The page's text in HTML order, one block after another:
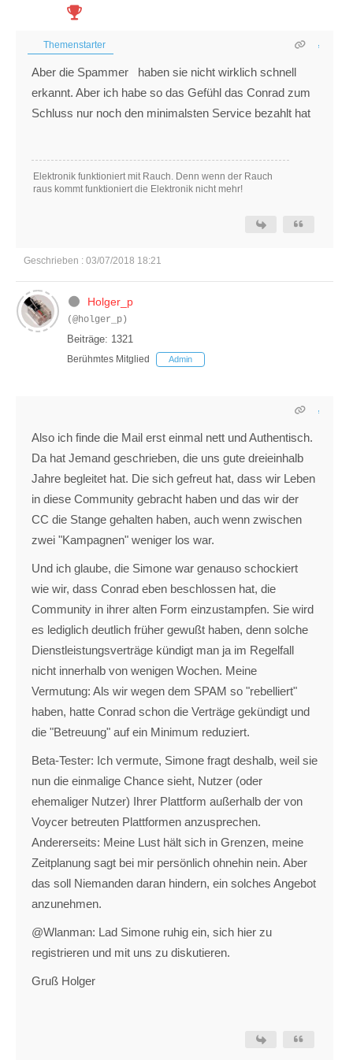
Themenstarter
Aber die Spammer haben sie nicht wirklich schnell
erkannt. Aber ich habe so das Gefühl das Conrad zum
Schluss nur noch den minimalsten Service bezahlt hat
Elektronik funktioniert mit Rauch. Denn wenn der Rauch
raus kommt funktioniert die Elektronik nicht mehr!
Geschrieben : 03/07/2018 18:21
Holger_p
(@holger_p)
Beiträge: 1321
Berühmtes Mitglied Admin
Also ich finde die Mail erst einmal nett und Authentisch.
Da hat Jemand geschrieben, die uns gute dreieinhalb
Jahre begleitet hat. Die sich gefreut hat, dass wir Leben
in diese Community gebracht haben und das wir der
CC die Stange gehalten haben, auch wenn zwischen
zwei "Kampagnen" weniger los war.
Und ich glaube, die Simone war genauso schockiert
wie wir, dass Conrad eben beschlossen hat, die
Community in ihrer alten Form einzustampfen. Sie wird
es lediglich deutlich früher gewußt haben, denn solche
Dienstleistungsverträge kündigt man ja im Regelfall
nicht innerhalb von wenigen Wochen. Meine
Vermutung: Als wir wegen dem SPAM so "rebelliert"
haben, hatte Conrad schon die Verträge gekündigt und
die "Betreuung" auf ein Minimum reduziert.
Beta-Tester: Ich vermute, Simone fragt deshalb, weil sie
nun die einmalige Chance sieht, Nutzer (oder
ehemaliger Nutzer) Ihrer Plattform außerhalb der von
Voycer betreuten Plattformen anzusprechen.
Andererseits: Meine Lust hält sich in Grenzen, meine
Zeitplanung sagt bei mir persönlich ohnehin nein. Aber
das soll Niemanden daran hindern, ein solches Angebot
anzunehmen.
@Wlanman: Lad Simone ruhig ein, sich hier zu
registrieren und mit uns zu diskutieren.
Gruß Holger